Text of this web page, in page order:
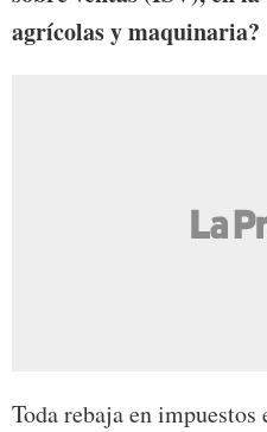
agrícolas y maquinaria?
Toda rebaja en